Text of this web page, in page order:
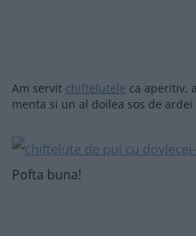
Am servit chiftelutele ca aperitiv,
menta si un al doilea sos de
Pofta buna!